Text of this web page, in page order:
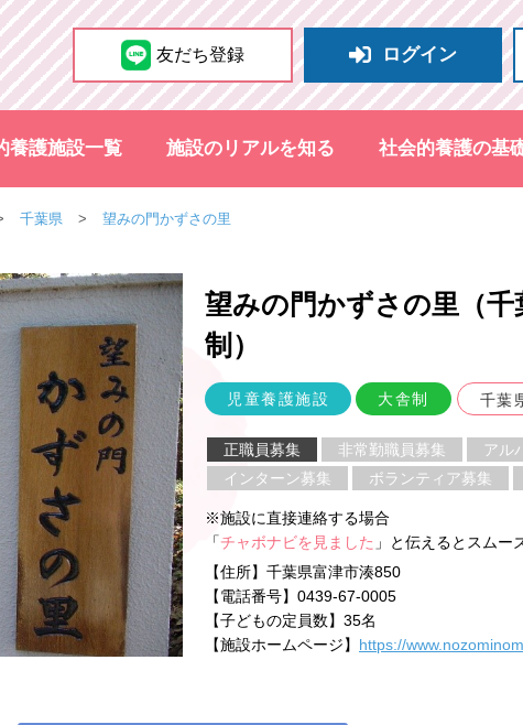
友だち登録 ログイン
養護施設一覧 施設のリアルを知る 社会的養護の基
千葉県 望みの門かずさの里
望みの門かずさの里（千
制 ）
児童養護施設 大舎制 千葉
正職員募集 非常勤職員募集
アル
インターン募集
ボランティア募集
※施設に直接連絡する場合
「チャボナビを見ました 」と伝えるとスムー
【住所】 千葉県富津市湊850
【電話番号】 0439-67-0005
【子どもの定員数】 35名
【施設ホームページ】 https://